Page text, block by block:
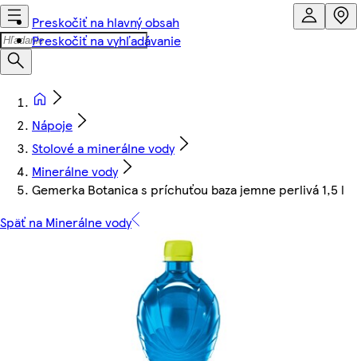
Preskočiť na hlavný obsah
Preskočiť na vyhľadávanie
Nápoje
Stolové a minerálne vody
Minerálne vody
Gemerka Botanica s príchuťou baza jemne perlivá 1,5 l
Späť na Minerálne vody